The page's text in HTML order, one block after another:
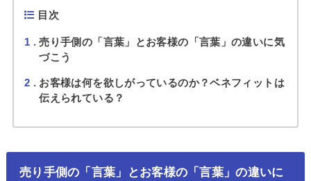
目次
1
売り手側の「言葉」とお客様の「言葉」の違いに気
づこう
2
お客様は何を欲しがっているのか？ベネフィットは
伝えられている？
売り手側の「言葉」とお客様の「言葉」の違いに